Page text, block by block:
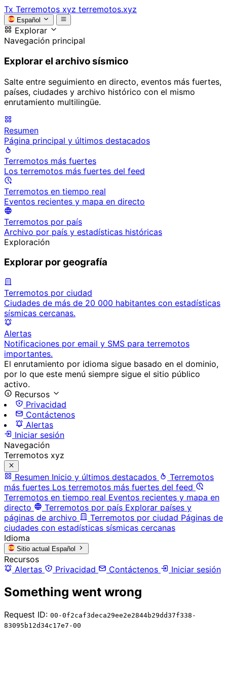
Tx Terremotos xyz terremotos.xyz
Español
Explorar
Navegación principal
Explorar el archivo sísmico
Salte entre seguimiento en directo, eventos más fuertes,
países, ciudades y archivo histórico con el mismo
enrutamiento multilingüe.
Resumen
Página principal y últimos destacados
Terremotos más fuertes
Los terremotos más fuertes del feed
Terremotos en tiempo real
Eventos recientes y mapa en directo
Terremotos por país
Archivo por país y estadísticas históricas
Exploración
Explorar por geografía
Terremotos por ciudad
Ciudades de más de 20 000 habitantes con estadísticas
sísmicas cercanas.
Alertas
Notificaciones por email y SMS para terremotos
importantes.
El enrutamiento por idioma sigue basado en el dominio,
por lo que este menú siempre sigue el sitio público
activo.
Recursos
Privacidad
Contáctenos
Alertas
Iniciar sesión
Navegación
Terremotos xyz
Resumen Inicio y últimos destacados
Terremotos
más fuertes Los terremotos más fuertes del feed
Terremotos en tiempo real Eventos recientes y mapa en
directo
Terremotos por país Explorar países y
páginas de archivo
Terremotos por ciudad Páginas de
ciudades con estadísticas sísmicas cercanas
Idioma
Sitio actual Español
Recursos
Alertas
Privacidad Contáctenos Iniciar sesión
Something went wrong
Request ID: 00-0f2caf3deca29ee2e2844b29dd37f338-
83095b12d34c17e7-00